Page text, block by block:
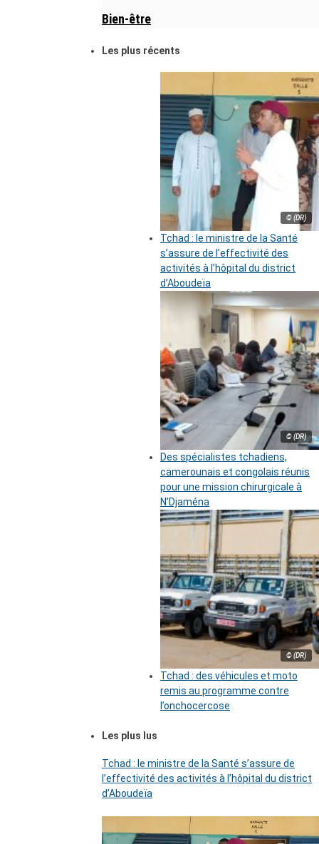
Bien-être
Les plus récents
© (DR)
Tchad : le ministre de la Santé
s’assure de l’effectivité des
activités à l’hôpital du district
d’Aboudeïa
© (DR)
Des spécialistes tchadiens,
camerounais et congolais réunis
pour une mission chirurgicale à
N’Djaména
© (DR)
Tchad : des véhicules et moto
remis au programme contre
l’onchocercose
Les plus lus
Tchad : le ministre de la Santé s’assure de
l’effectivité des activités à l’hôpital du district
d’Aboudeïa